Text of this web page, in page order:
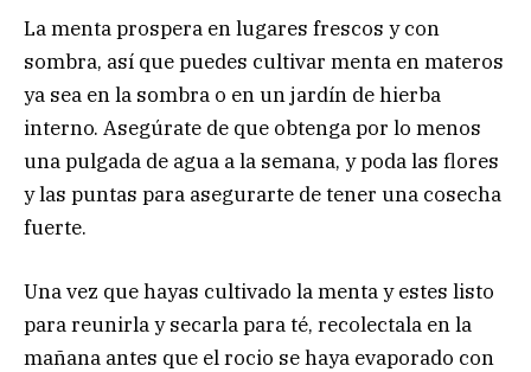
La menta prospera en lugares frescos y con
sombra, así que puedes cultivar menta en materos
ya sea en la sombra o en un jardín de hierba
interno. Asegúrate de que obtenga por lo menos
una pulgada de agua a la semana, y poda las flores
y las puntas para asegurarte de tener una cosecha
fuerte.
Una vez que hayas cultivado la menta y estes listo
para reunirla y secarla para té, recolectala en la
mañana antes que el rocio se haya evaporado con